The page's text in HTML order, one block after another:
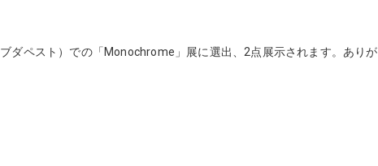
ダペスト）での「Monochrome」展に選出、2点展示されます。ありが